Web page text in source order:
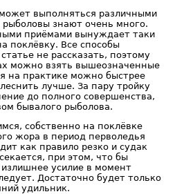
выполняться различными
знают очень много.
приёмами вынуждает таки
поклёвку. Все способы
не рассказать, поэтому
можно взять вышеозначенные
на практике можно быстрее
лучше. За пару тройку
до полного совершенства,
бывалого рыболова.
собственно на поклёвке
жора в период перволедья
как правило резко и судак
при этом, что бы
усилие в момент
Достаточно будет только
удильник.